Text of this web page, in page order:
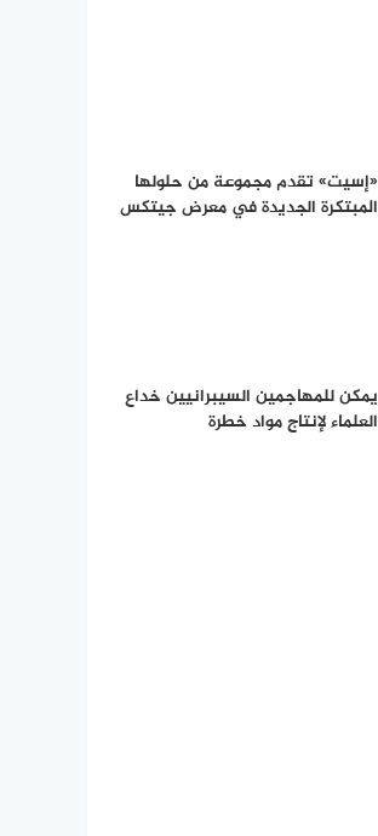
«إسيت» تقدم مجموعة من حلولها
المبتكرة الجديدة في معرض جيتكس
يمكن للمهاجمين السيبرانيين خداع
العلماء لإنتاج مواد خطرة